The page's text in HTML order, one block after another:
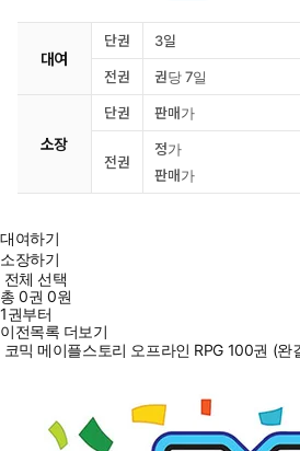
대여
단권 3일
전권 권당 7일
소장
단권 판매가
전권
정가
판매가
대여하기
소장하기
전체 선택
총0권 0원
1권부터
이전목록 더보기
코믹 메이플스토리 오프라인 RPG 100권 (완